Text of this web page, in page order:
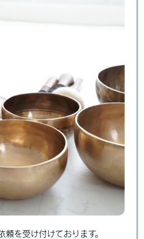
頼を受け付けております。